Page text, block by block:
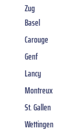
Zug
Basel
Carouge
Genf
Lancy
Montreux
St. Gallen
Wettingen